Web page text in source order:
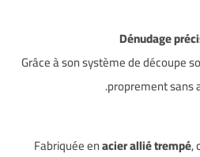
Dénudage
Grâce à son système de découpe
proprement sans
Fabriquée enacier allié trempé,